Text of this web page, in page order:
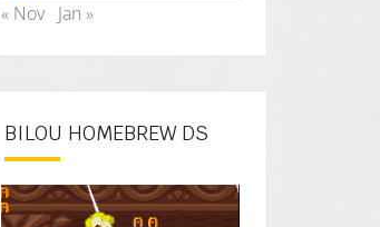
« Nov
Jan »
BILOU HOMEBREW DS